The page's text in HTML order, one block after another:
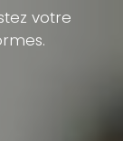
votre